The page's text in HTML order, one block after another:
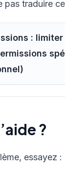
pas traduire
:
?
essayez :